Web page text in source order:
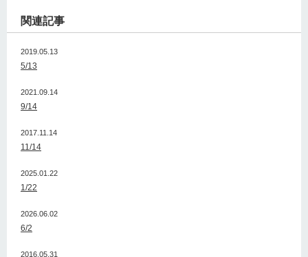
関連記事
2019.05.13
5/13
2021.09.14
9/14
2017.11.14
11/14
2025.01.22
1/22
2026.06.02
6/2
2016.05.31